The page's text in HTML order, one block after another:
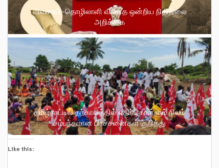
விவசாயி-தொழிலாளி விரோத ஒன்றிய நிதிநிலை
அறிக்கை
தமிழ்நாட்டில் தற்காலத்தில் எதிர்கொள்ளும் நிலம்
சம்பந்தமான பிரச்சனைகள் குறித்து
Like this: